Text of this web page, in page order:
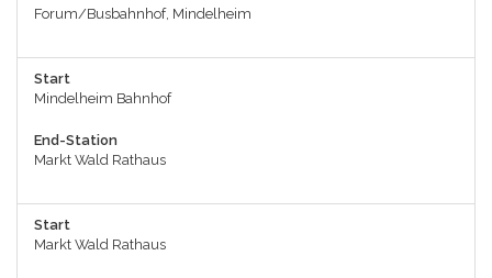
Forum/Busbahnhof, Mindelheim
Start
Mindelheim Bahnhof
End-Station
Markt Wald Rathaus
Start
Markt Wald Rathaus